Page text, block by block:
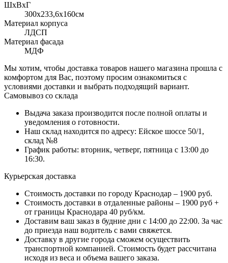
ШхВхГ
300x233,6х160см
Материал корпуса
ЛДСП
Материал фасада
МДФ
Мы хотим, чтобы доставка товаров нашего магазина прошла с
комфортом для Вас, поэтому просим ознакомиться с
условиями доставки и выбрать подходящий вариант.
Самовывоз со склада
Выдача заказа производится после полной оплаты и
уведомления о готовности.
Наш склад находится по адресу: Ейское шоссе 50/1,
склад №8
График работы: вторник, четверг, пятница с 13:00 до
16:30.
Курьерская доставка
Стоимость доставки по городу Краснодар – 1900 руб.
Стоимость доставки в отдаленные районы – 1900 руб +
от границы Краснодара 40 руб/км.
Доставим ваш заказ в будние дни с 14:00 до 22:00. За час
до приезда наш водитель с вами свяжется.
Доставку в другие города сможем осуществить
транспортной компанией. Стоимость будет рассчитана
исходя из веса и объема вашего заказа.